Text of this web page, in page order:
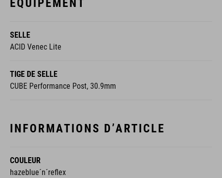
SELLE
ACID Venec Lite
TIGE DE SELLE
CUBE Performance Post, 30.9mm
INFORMATIONS D’ARTICLE
COULEUR
hazeblue´n´reflex